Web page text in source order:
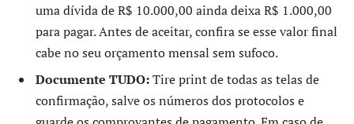
uma dívida de R$ 10.000,00 ainda deixa R$ 1.000,00
para pagar. Antes de aceitar, confira se esse valor final
cabe no seu orçamento mensal sem sufoco.
Documente TUDO:Tire print de todas as telas de
confirmação, salve os números dos protocolos e